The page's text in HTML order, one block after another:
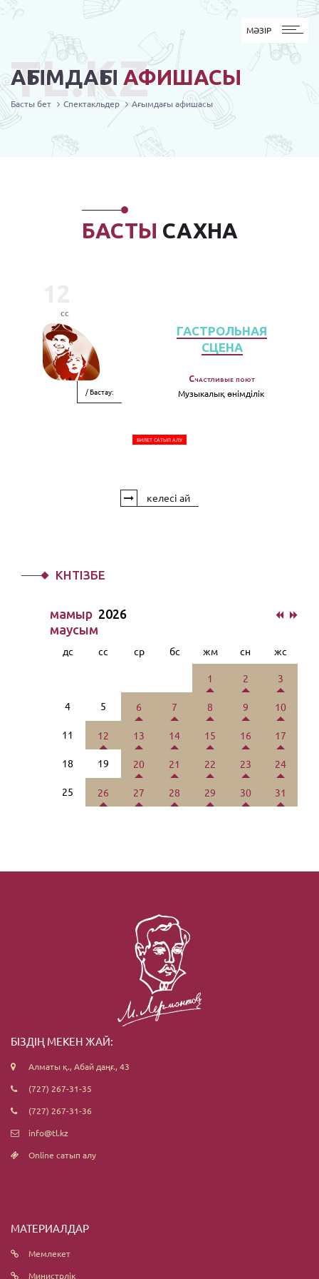
MӘЗІР
МӘЗІР
АҒЫМДАҒЫ АФИШАСЫ
TL.KZ
Басты бет Спектакльдер Ағымдағы афишасы
БАСТЫ САХНА
сс
/ Бастау:
ГАСТРОЛЬНАЯ
СЦЕНА
Счастливые поют
Музыкалық өнімділік
БИЛЕТ САТЫП АЛУ
келесі ай
КҮНТІЗБЕ
мамыр 2026
маусым
дс сс ср бс жм сн жс
1 2 3
4 5 6 7 8 9 10
11 12 13 14 15 16 17
18 19 20 21 22 23 24
25 26 27 28 29 30 31
БІЗДІҢ МЕКЕН ЖАЙ:
Алматы қ., Абай даңғ., 43
(727) 267-31-35
(727) 267-31-36
info@tl.kz
Online сатып алу
МАТЕРИАЛДАР
Мемлекет
Министрлік